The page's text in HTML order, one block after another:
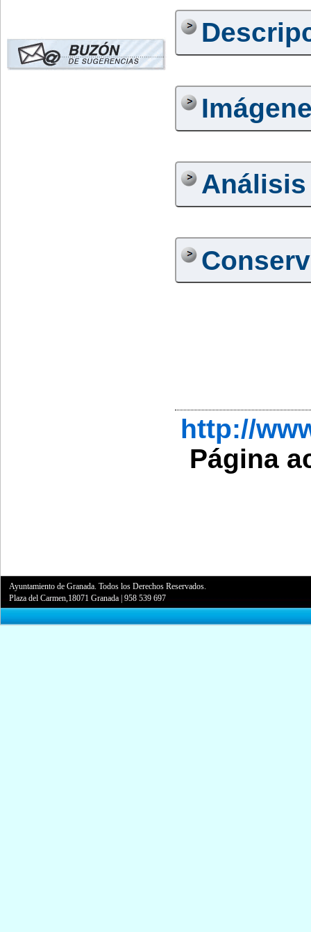
http://
Página
Ayuntamiento de Granada. Todos los Derechos Reservados.
Plaza del Carmen,18071 Granada |958 539 697